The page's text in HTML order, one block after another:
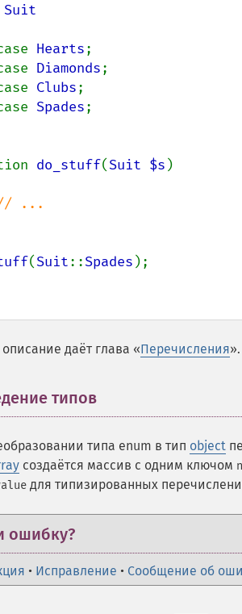
case
Hearts;
case
Diamonds;
case
Clubs;
case
Spades;
do_stuff(Suit $s )
(Suit::Spades );
даёт глава «Перечисления».
типов
типа enum в тип object
создаётся массив с одним ключом
для типизированных
ошибку?
• Исправление • Сообщение об